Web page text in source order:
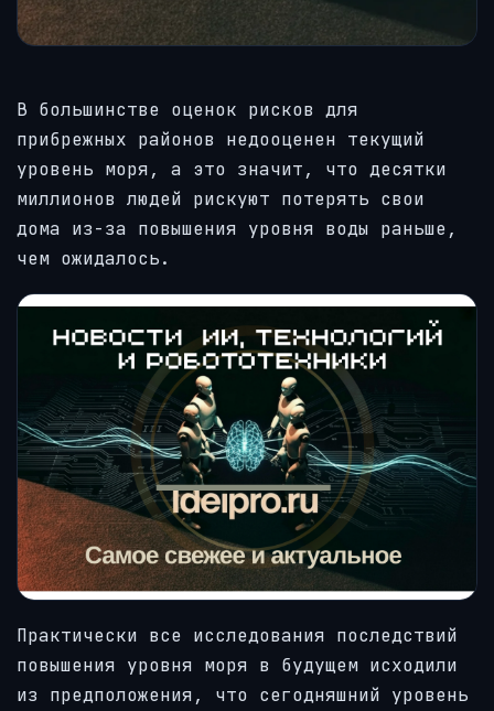
В большинстве оценок рисков для
прибрежных районов недооценен текущий
уровень моря, а это значит, что десятки
миллионов людей рискуют потерять свои
дома из-за повышения уровня воды раньше,
чем ожидалось.
Практически все исследования последствий
повышения уровня моря в будущем исходили
из предположения, что сегодняшний уровень